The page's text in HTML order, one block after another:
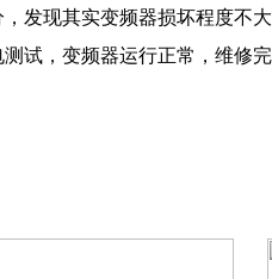
发现其实变频器损坏程度不
试，变频器运行正常，维修完